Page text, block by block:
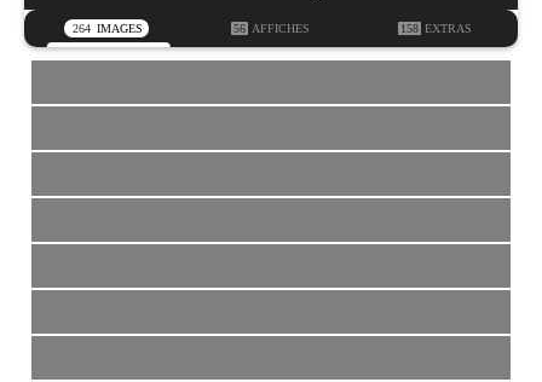
264 IMAGES 56 AFFICHES 158 EXTRAS